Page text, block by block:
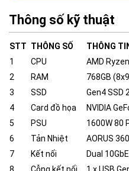
Thông số kỹ thuật
STT THÔNG SỐ
THÔNG
1
CPU
AMD
2
RAM
768GB
3
SSD
Gen4 SSD
4
Card đồ họa
NVIDIA
5
PSU
1600W 80
6
Tản Nhiệt
AORUS
7
Kết nối
Dual
8
Cỗng kết nối
1 x USB